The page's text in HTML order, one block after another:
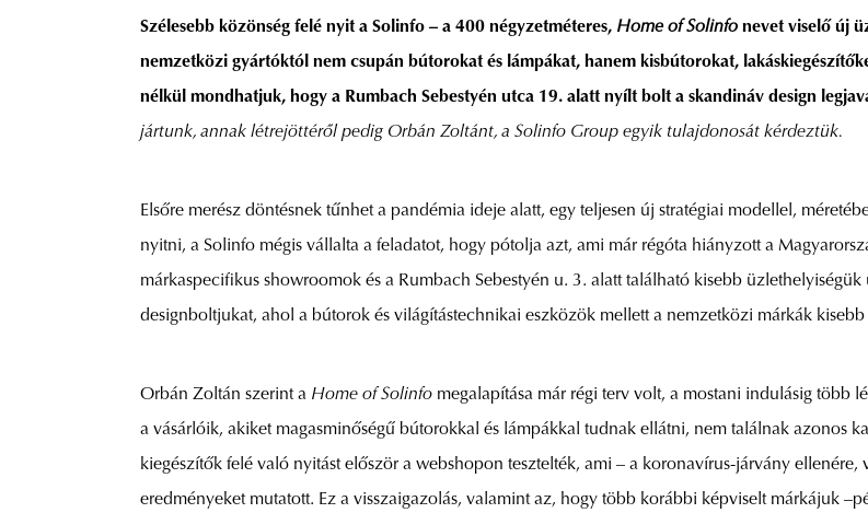
Szélesebb közönség felé nyit a Solinfo – a 400 négyzetméteres, Home of Solinfo nevet viselő új
nemzetközi gyártóktól nem csupán bútorokat és lámpákat, hanem kisbútorokat,
nélkül mondhatjuk, hogy a Rumbach Sebestyén utca 19. alatt nyílt bolt a skandináv design
jártunk, annak létrejöttéről pedig Orbán Zoltánt, a Solinfo Group egyik tulajdonosát kérdeztük.
Elsőre merész döntésnek tűnhet a pandémia ideje alatt, egy teljesen új stratégiai modellel,
nyitni, a Solinfo mégis vállalta a feladatot, hogy pótolja azt, ami már régóta hiányzott a
márkaspecifikus showroomok és a Rumbach Sebestyén u. 3. alatt található kisebb
designboltjukat, ahol a bútorok és világítástechnikai eszközök mellett a nemzetközi márkák
Orbán Zoltán szerint a Home of Solinfo megalapítása már régi terv volt, a mostani indulásig több
a vásárlóik, akiket magasminőségű bútorokkal és lámpákkal tudnak ellátni, nem találnak azonos
kiegészítők felé való nyitást először a webshopon tesztelték, ami – a koronavírus-járvány
eredményeket mutatott. Ez a visszaigazolás, valamint az, hogy több korábbi képviselt márkájuk